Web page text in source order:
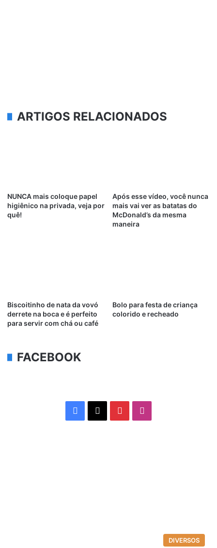
ARTIGOS RELACIONADOS
NUNCA mais coloque papel
higiênico na privada, veja por
quê!
Após esse vídeo, você nunca
mais vai ver as batatas do
McDonald’s da mesma
maneira
Biscoitinho de nata da vovó
derrete na boca e é perfeito
para servir com chá ou café
Bolo para festa de criança
colorido e recheado
FACEBOOK
Facebook
X Pinterest
DIVERSOS